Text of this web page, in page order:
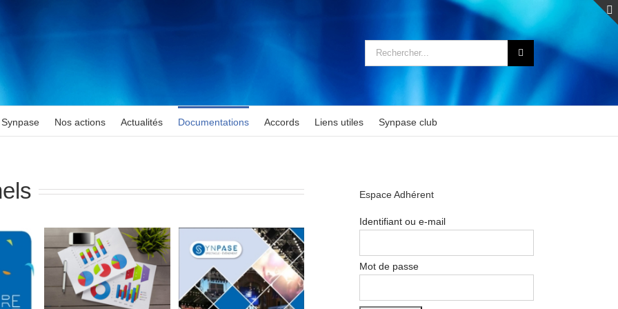
Rechercher:
Synpase Nos actions Actualités Documentations Accords Liens utiles Synpase club
de
Plaquette de
Espace Adhérent
Identifiant ou e-mail
Mot de passe